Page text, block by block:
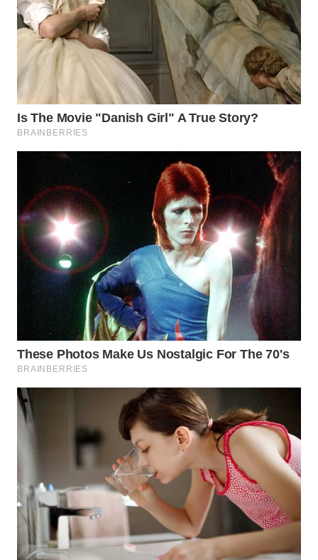
WN
INDRAMAYU
WN
KUNINGAN
WN
MAJALENGKA
SUBANG
WN
SUKABUMI
WN
PURWAKARTA
WN
PRIANGAN
TIMUR
SEMARANG
WN
BOROBUDUR
WN